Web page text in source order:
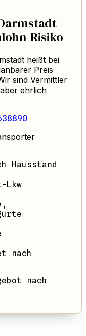
–
Risiko
heißt bei
Preis
sind Vermittler
ehrlich
Hausstand
nach
nach